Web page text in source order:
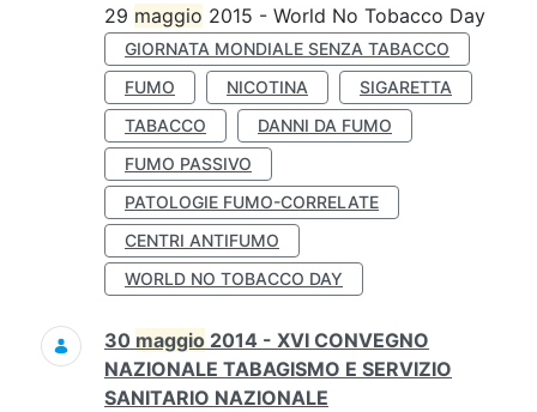
29 maggio 2015 - World No Tobacco Day
GIORNATA MONDIALE SENZA TABACCO
FUMO
NICOTINA
SIGARETTA
TABACCO
DANNI DA FUMO
FUMO PASSIVO
PATOLOGIE FUMO-CORRELATE
CENTRI ANTIFUMO
WORLD NO TOBACCO DAY
30 maggio 2014 - XVI CONVEGNO
NAZIONALE TABAGISMO E SERVIZIO
SANITARIO NAZIONALE